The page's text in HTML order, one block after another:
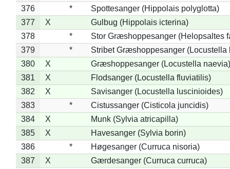
376
*
Spottesanger (Hippolais polyglotta)
377
X
Gulbug (Hippolais icterina)
378
*
Stor Græshoppesanger (Helopsaltes
379
*
Stribet Græshoppesanger (Locustella
380
X
Græshoppesanger (Locustella naevia)
381
X
Flodsanger (Locustella fluviatilis)
382
X
Savisanger (Locustella luscinioides)
383
*
Cistussanger (Cisticola juncidis)
384
X
Munk (Sylvia atricapilla)
385
X
Havesanger (Sylvia borin)
386
*
Høgesanger (Curruca nisoria)
387
X
Gærdesanger (Curruca curruca)